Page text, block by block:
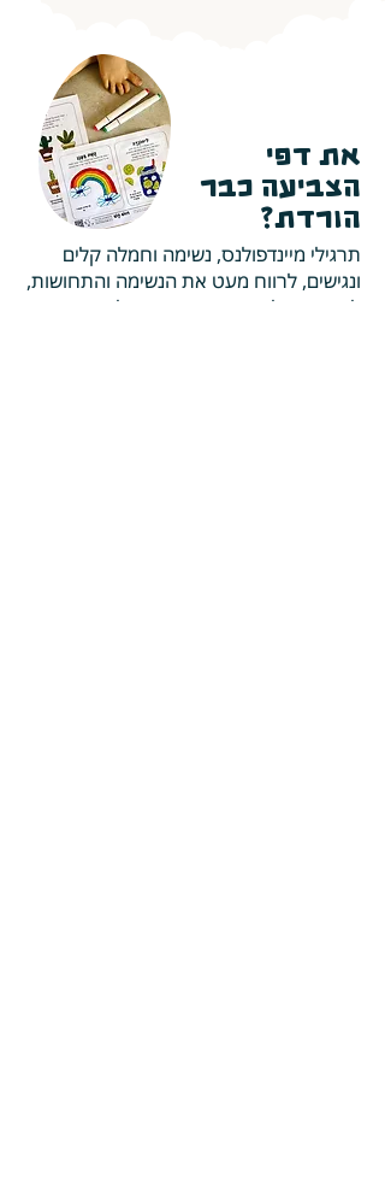
את דפי
הצביעה כבר
הורדת?
תרגילי מיינדפולנס, נשימה וחמלה קלים
ונגישים, לרווח מעט את הנשימה והתחושות,
להתחבר ולחוות כמה רגעים של תודעה